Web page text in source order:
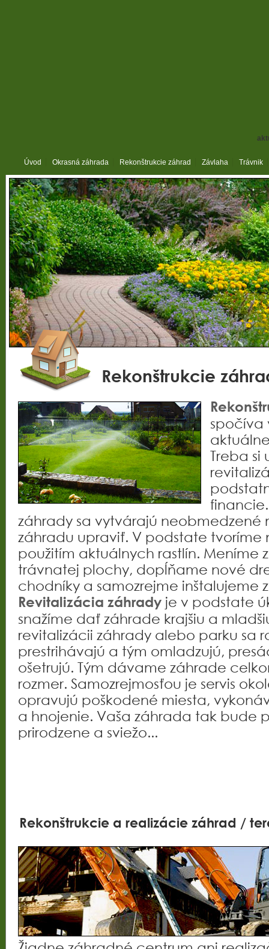
Úvod Okrasná záhrada Rekonštrukcie záhrad Závlaha Trávnik
Rekonštrukcie
spočíva
Treba si
záhrady sa vytvárajú neobmedzené
záhradu upraviť. V podstate tvoríme
použitím aktuálnych rastlín. Meníme
trávnatej plochy, dopĺňame nové
chodníky a samozrejme inštalujeme
Revitalizácia záhradyje v podstate
snažíme dať záhrade krajšiu a
revitalizácii záhrady alebo parku sa
prestrihávajú a tým omladzujú,
ošetrujú. Tým dávame záhrade
rozmer. Samozrejmosťou je servis
opravujú poškodené miesta,
a hnojenie. Vaša záhrada tak bude
prirodzene a sviežo...
Rekonštrukcie a realizácie záhrad /